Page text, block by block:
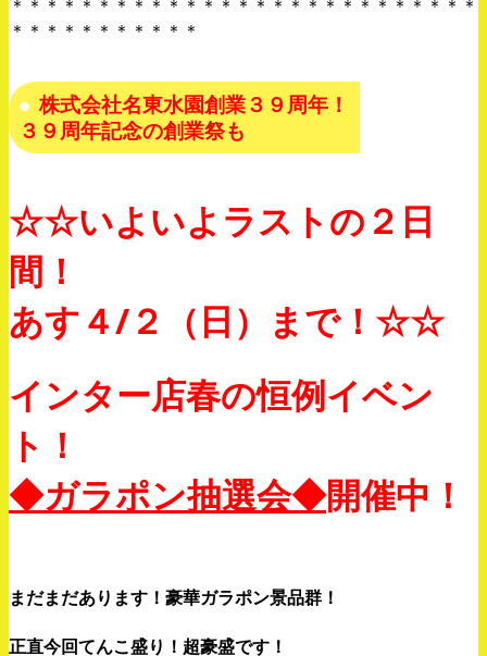
＊＊＊＊＊＊＊＊＊＊＊＊＊＊＊＊＊＊＊＊＊＊＊＊＊＊＊
＊＊＊＊＊＊＊＊＊＊＊
株式会社名東水園創業３９周年！
３９周年記念の創業祭も
☆☆いよいよラストの２日
間！
あす４/２（日）まで！☆☆
インター店春の恒例イベン
ト！
◆ガラポン抽選会◆開催中！
まだまだあります！豪華ガラポン景品群！
正直今回てんこ盛り！超豪盛です！